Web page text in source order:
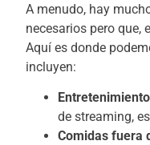
A menudo, hay
necesarios pero que,
Aquí es donde
incluyen:
de streaming,
Comidas fuera